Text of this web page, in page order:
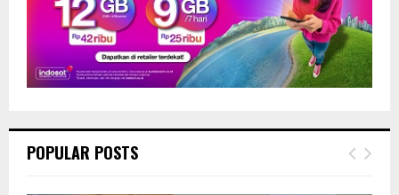
POPULAR POSTS